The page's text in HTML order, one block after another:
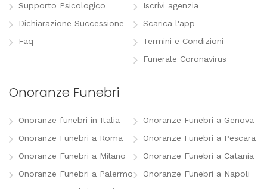
Supporto Psicologico
Dichiarazione Successione
Faq
Iscrivi agenzia
Scarica l'app
Termini e Condizioni
Funerale Coronavirus
Onoranze Funebri
Onoranze funebri in Italia
Onoranze Funebri a Roma
Onoranze Funebri a Milano
Onoranze Funebri a Palermo
Onoranze Funebri a Genova
Onoranze Funebri a Pescara
Onoranze Funebri a Catania
Onoranze Funebri a Napoli